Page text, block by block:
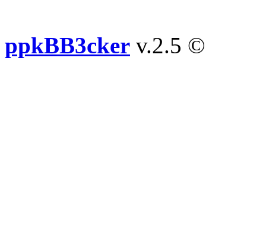
ppkBB3cker v.2.5 ©